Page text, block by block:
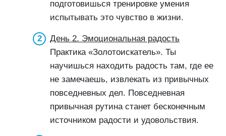
подготовишься тренировке умения
испытывать это чувство в жизни.
День 2. Эмоциональная радость
Практика «Золотоискатель». Ты
научишься находить радость там, где ее
не замечаешь, извлекать из привычных
повседневных дел. Повседневная
привычная рутина станет бесконечным
источником радости и удовольствия.